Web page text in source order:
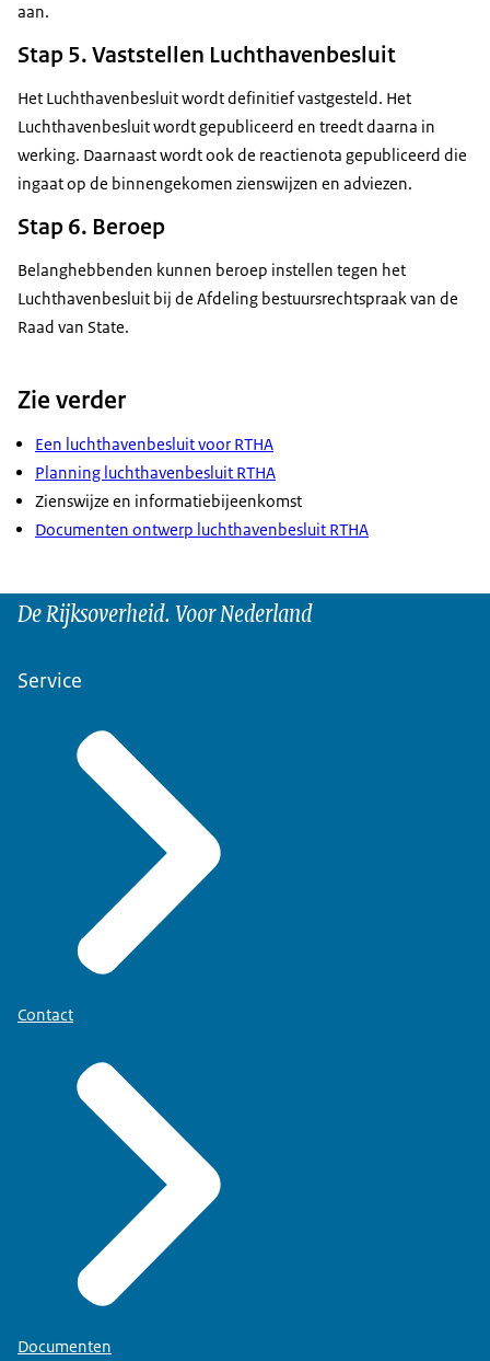
aan.
Stap 5. Vaststellen Luchthavenbesluit
Het Luchthavenbesluit wordt definitief vastgesteld. Het
Luchthavenbesluit wordt gepubliceerd en treedt daarna in
werking. Daarnaast wordt ook de reactienota gepubliceerd die
ingaat op de binnengekomen zienswijzen en adviezen.
Stap 6. Beroep
Belanghebbenden kunnen beroep instellen tegen het
Luchthavenbesluit bij de Afdeling bestuursrechtspraak van de
Raad van State.
Zie verder
Een luchthavenbesluit voor RTHA
Planning luchthavenbesluit RTHA
Zienswijze en informatiebijeenkomst
Documenten ontwerp luchthavenbesluit RTHA
De Rijksoverheid. Voor Nederland
Service
Contact
Documenten